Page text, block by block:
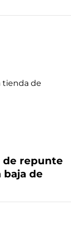
de repunte
baja de